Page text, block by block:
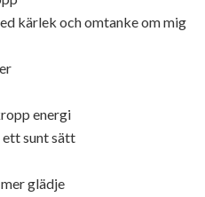
kärlek och omtanke om mig
energi
ett sunt sätt
glädje